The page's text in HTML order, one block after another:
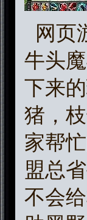
网页
牛头
下来
猪，
家帮
盟总
不会